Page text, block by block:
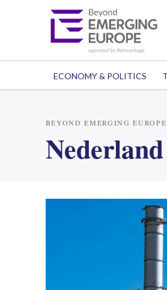
ECONOMY & POLITICS
BEYOND EMERGING EUROPE
Nederland